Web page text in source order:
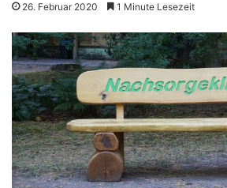
26. Februar 2020 1 Minute Lesezeit